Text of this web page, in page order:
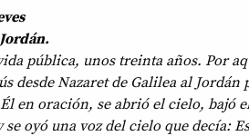
pública, unos treinta años. Por
desde Nazaret de Galilea al Jordán
en oración, se abrió el cielo, bajó
se oyó una voz del cielo que decía: